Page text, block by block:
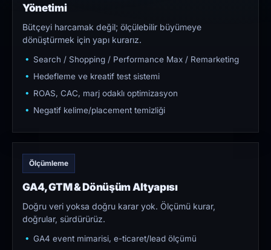
Yönetimi
Bütçeyi harcamak değil; ölçülebilir büyümeye
dönüştürmek için yapı kurarız.
Search / Shopping / Performance Max / Remarketing
Hedefleme ve kreatif test sistemi
ROAS, CAC, marj odaklı optimizasyon
Negatif kelime/placement temizliği
Ölçümleme
GA4, GTM & Dönüşüm Altyapısı
Doğru veri yoksa doğru karar yok. Ölçümü kurar,
doğrular, sürdürürüz.
GA4 event mimarisi, e-ticaret/lead ölçümü